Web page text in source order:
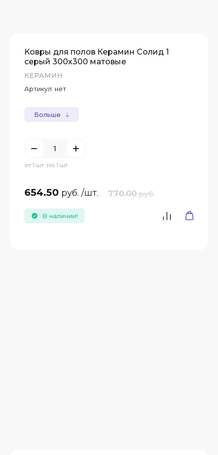
Ковры для полов Керамин Солид 1
серый 300х300 матовые
КЕРАМИН
Артикул: нет
Больше
от 1 шт. по 1 шт.
654.50 руб. /шт. 770.00 руб.
В наличии!